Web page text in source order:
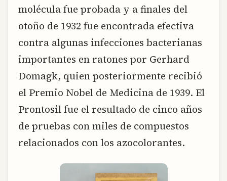
molécula fue probada y a finales del
otoño de 1932 fue encontrada efectiva
contra algunas infecciones bacterianas
importantes en ratones por Gerhard
Domagk, quien posteriormente recibió
el Premio Nobel de Medicina de 1939. El
Prontosil fue el resultado de cinco años
de pruebas con miles de compuestos
relacionados con los azocolorantes.